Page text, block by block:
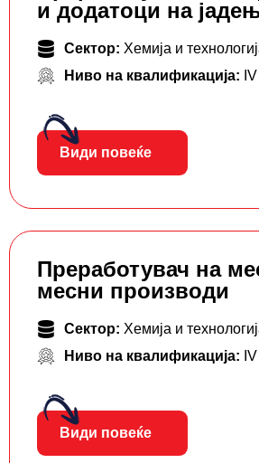
и додатоци на
Сектор: Хемија и
Ниво на квалификација: IV
Види повеќе
Преработувач на
месни производи
Сектор: Хемија и
Ниво на квалификација: IV
Види повеќе